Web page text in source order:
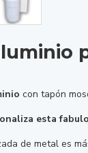
con tapón
esta
de metal es